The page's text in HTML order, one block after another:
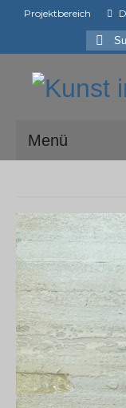
Projektbereich
Menü
Mitglieder der
Ausstellungen
ArtShopper®
Blog